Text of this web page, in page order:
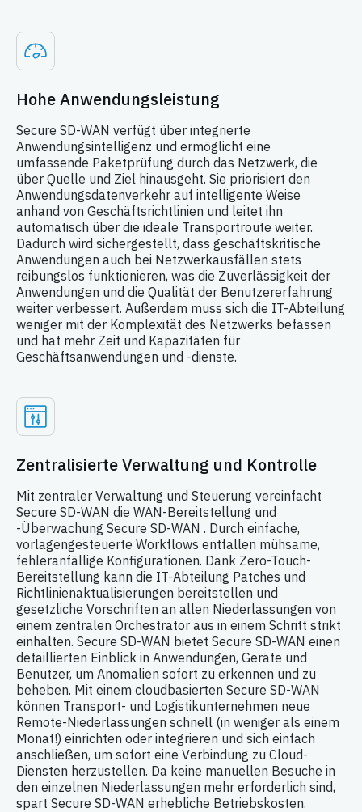
Hohe Anwendungsleistung
Secure SD-WAN verfügt über integrierte
Anwendungsintelligenz und ermöglicht eine
umfassende Paketprüfung durch das Netzwerk, die
über Quelle und Ziel hinausgeht. Sie priorisiert den
Anwendungsdatenverkehr auf intelligente Weise
anhand von Geschäftsrichtlinien und leitet ihn
automatisch über die ideale Transportroute weiter.
Dadurch wird sichergestellt, dass geschäftskritische
Anwendungen auch bei Netzwerkausfällen stets
reibungslos funktionieren, was die Zuverlässigkeit der
Anwendungen und die Qualität der Benutzererfahrung
weiter verbessert. Außerdem muss sich die IT-Abteilung
weniger mit der Komplexität des Netzwerks befassen
und hat mehr Zeit und Kapazitäten für
Geschäftsanwendungen und -dienste.
Zentralisierte Verwaltung und Kontrolle
Mit zentraler Verwaltung und Steuerung vereinfacht
Secure SD-WAN die WAN-Bereitstellung und
-Überwachung Secure SD-WAN . Durch einfache,
vorlagengesteuerte Workflows entfallen mühsame,
fehleranfällige Konfigurationen. Dank Zero-Touch-
Bereitstellung kann die IT-Abteilung Patches und
Richtlinienaktualisierungen bereitstellen und
gesetzliche Vorschriften an allen Niederlassungen von
einem zentralen Orchestrator aus in einem Schritt strikt
einhalten. Secure SD-WAN bietet Secure SD-WAN einen
detaillierten Einblick in Anwendungen, Geräte und
Benutzer, um Anomalien sofort zu erkennen und zu
beheben. Mit einem cloudbasierten Secure SD-WAN
können Transport- und Logistikunternehmen neue
Remote-Niederlassungen schnell (in weniger als einem
Monat!) einrichten oder integrieren und sich einfach
anschließen, um sofort eine Verbindung zu Cloud-
Diensten herzustellen. Da keine manuellen Besuche in
den einzelnen Niederlassungen mehr erforderlich sind,
spart Secure SD-WAN erhebliche Betriebskosten.